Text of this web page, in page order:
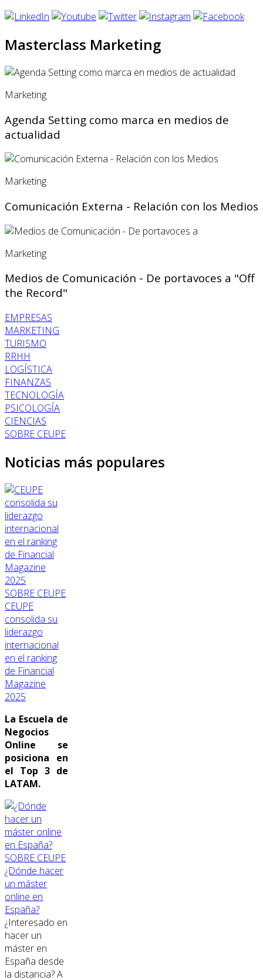
Masterclass Marketing
Marketing
Agenda Setting como marca en medios de
actualidad
Marketing
Comunicación Externa - Relación con los Medios
Marketing
Medios de Comunicación - De portavoces a "Off
the Record"
EMPRESAS
MARKETING
TURISMO
RRHH
LOGÍSTICA
FINANZAS
TECNOLOGÍA
PSICOLOGÍA
CIENCIAS
SOBRE CEUPE
Noticias más populares
SOBRE CEUPE
CEUPE
consolida su
liderazgo
internacional
en el ranking
de Financial
Magazine
2025
La Escuela de
Negocios
Online se
posiciona en
el Top 3 de
LATAM.
SOBRE CEUPE
¿Dónde hacer
un máster
online en
España?
¿Interesado en
hacer un
máster en
España desde
la distancia? A